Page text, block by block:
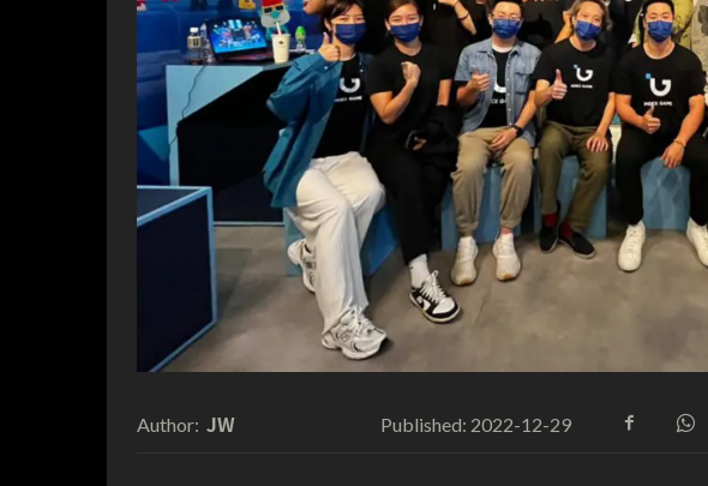
Author: JW Published: 2022-12-29